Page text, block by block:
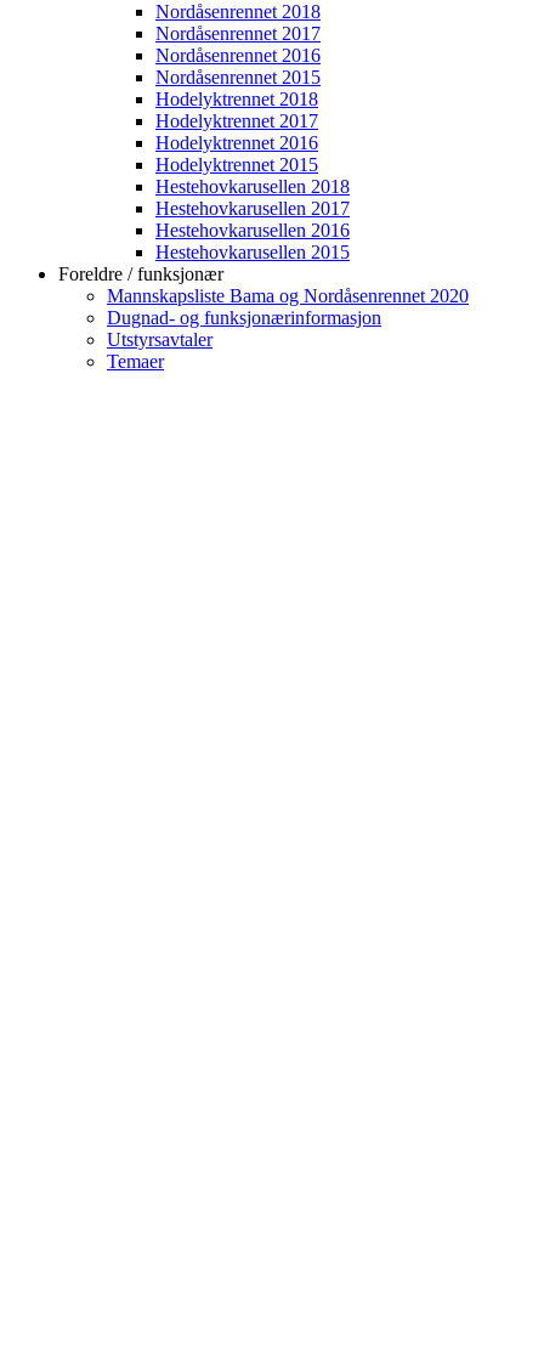
Nordåsenrennet 2018
Nordåsenrennet 2017
Nordåsenrennet 2016
Nordåsenrennet 2015
Hodelyktrennet 2018
Hodelyktrennet 2017
Hodelyktrennet 2016
Hodelyktrennet 2015
Hestehovkarusellen 2018
Hestehovkarusellen 2017
Hestehovkarusellen 2016
Hestehovkarusellen 2015
Foreldre / funksjonær
Mannskapsliste Bama og Nordåsenrennet 2020
Dugnad- og funksjonærinformasjon
Utstyrsavtaler
Temaer